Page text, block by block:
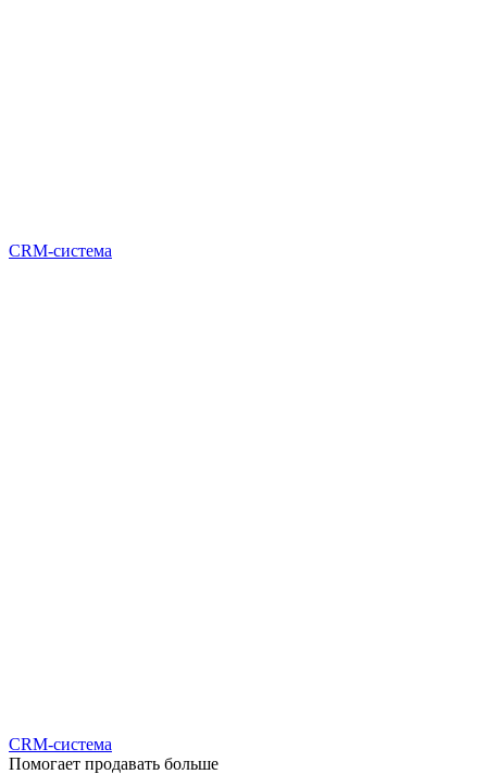
CRM-система
CRM-система
Помогает продавать больше